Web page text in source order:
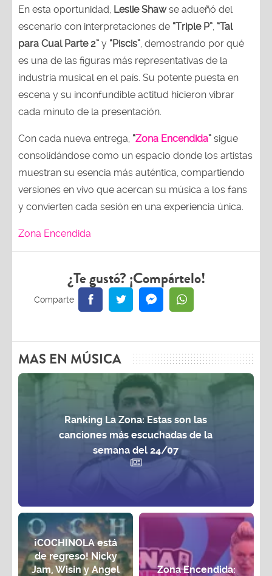
En esta oportunidad, Leslie Shawse adueñó del
escenario con interpretaciones de “Triple P”, “Tal
para Cual Parte 2” y “Piscis”, demostrando por qué
es una de las figuras más representativas de la
industria musical en el país. Su potente puesta en
escena y su inconfundible actitud hicieron vibrar
cada minuto de la presentación.
Con cada nueva entrega, “Zona Encendida” sigue
consolidándose como un espacio donde los artistas
muestran su esencia más auténtica, compartiendo
versiones en vivo que acercan su música a los fans
y convierten cada sesión en una experiencia única.
Zona Encendida
¿Te gustó? ¡Compártelo!
MAS EN MÚSICA
Ranking La Zona: Estas son las
canciones más escuchadas de la
semana del 24/07
¡COCHINOLA está
de regreso! Nicky
Jam, Wisin y Angel
Zona Encendida: